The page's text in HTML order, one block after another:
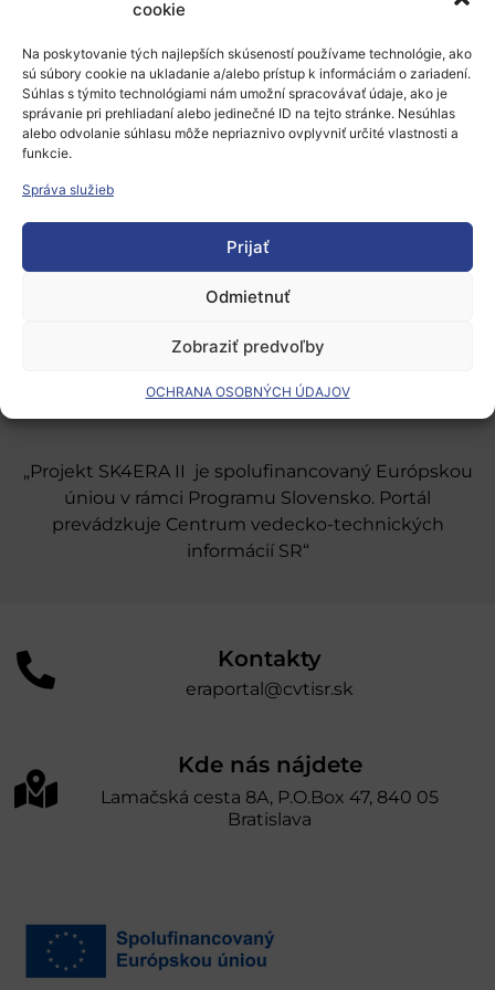
cookie
Na poskytovanie tých najlepších skúseností používame technológie, ako
sú súbory cookie na ukladanie a/alebo prístup k informáciám o zariadení.
Súhlas s týmito technológiami nám umožní spracovávať údaje, ako je
správanie pri prehliadaní alebo jedinečné ID na tejto stránke. Nesúhlas
alebo odvolanie súhlasu môže nepriaznivo ovplyvniť určité vlastnosti a
funkcie.
Správa služieb
Prijať
Odmietnuť
Zobraziť predvoľby
OCHRANA OSOBNÝCH ÚDAJOV
prihlásiť.
Európsky výskumný priestor
Oblasti našej podpory
Podporné schémy a služby
Grantové programy pre výskum
Odber noviniek
„Projekt SK4ERA II je spolufinancovaný Európskou
úniou v rámci Programu Slovensko. Portál
prevádzkuje Centrum vedecko-technických
informácií SR“
Kontakty
eraportal@cvtisr.sk
Kde nás nájdete
Lamačská cesta 8A, P.O.Box 47, 840 05
Bratislava